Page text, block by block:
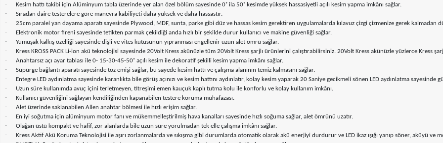
· Kesim hattı takibi için Alüminyum tabla üzerinde yer alan özel bölüm sayesinde 0˚ ila 50˚ kesimde yüksek hassasiyetli açılı kesim yapma imkânı sağlar.
· Sıradan daire testerelere göre manevra kabiliyeti daha yüksek ve daha hassastır.
· 25cm paralel yan dayama aparatı sayesinde Plywood, MDF, sunta, parke gibi düz ve hassas kesim gerektiren uygulamalarda kılavuz çizgi çizmenize gerek kalmadan
· Elektronik motor fireni sayesinde tetikten parmak çekildiği anda hızlı bir şekilde durur kullanıcı ve makine güvenliği sağlar.
· Yumuşak kalkış özelliği sayesinde dişli ve vites kutusunun yıpranması engellenir uzun alet ömrü sağlar.
· Kress KROSS PACK Li-ion akü teknolojisi sayesinde 20Volt Kress akünüzle tüm 20Volt Kress şarjlı ürünlerini çalıştırabilirsiniz. 20Volt Kress akünüzle yüzlerce Kress
· Anahtarsız açı ayar tablası ile 0- 15-30-45-50˚ açılı kesim ile dekoratif şekilli kesim yapma imkânı sağlar.
· Süpürge bağlantı aparatı sayesinde toz emişi sağlar, bu sayede kesim hattı ve çalışma alanının temiz kalmasını sağlar.
· Entegre LED aydınlatma sayesinde karanlıkta bile görüş açınızı ve kesim hattını aydınlatır, kolay kesim yaparak 20 Saniye gecikmeli sönen LED aydınlatma sayesinde
· Uzun süre kullanımda avuç içini terletmeyen, titreşimi emen kauçuk kaplı tutma kolu ile konforlu ve kolay kullanım imkânı.
· Kullanıcı güvenliğini sağlayan kendiliğinden kapanabilen testere koruma muhafazası.
· Alet üzerinde saklanabilen Allen anahtar bölmesi ile hızlı erişim sağlar.
· En iyi soğutma için alüminyum motor fanı ve mükemmelleştirilmiş hava kanalları sayesinde hızlı soğuma sağlar, alet ömrünü uzatır.
· Olağan üstü kompakt ve hafif, zor alanlarda bile uzun süre yorulmadan tek elle çalışma imkânı sağlar.
· Kress Aktif Akü Koruma Teknolojisi ile aşırı zorlanmalarda ve sıkışma gibi durumlarda otomatik olarak akü enerjiyi durdurur ve LED ikaz ışığı yanıp söner, aküyü ve